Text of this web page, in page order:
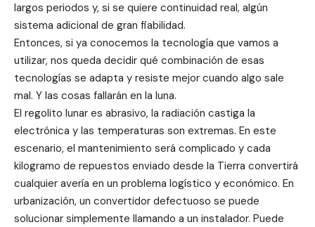
largos periodos y, si se quiere continuidad real, algún
sistema adicional de gran fiabilidad.
Entonces, si ya conocemos la tecnología que vamos a
utilizar, nos queda decidir qué combinación de esas
tecnologías se adapta y resiste mejor cuando algo sale
mal. Y las cosas fallarán en la luna.
El regolito lunar es abrasivo, la radiación castiga la
electrónica y las temperaturas son extremas. En este
escenario, el mantenimiento será complicado y cada
kilogramo de repuestos enviado desde la Tierra convertirá
cualquier avería en un problema logístico y económico. En
urbanización, un convertidor defectuoso se puede
solucionar simplemente llamando a un instalador. Puede